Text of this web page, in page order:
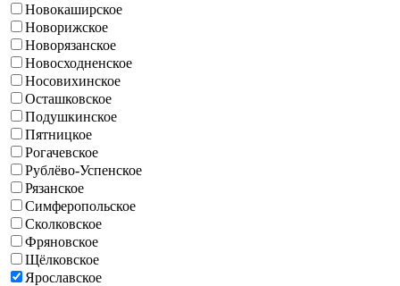
Новокаширское
Новорижское
Новорязанское
Новосходненское
Носовихинское
Осташковское
Подушкинское
Пятницкое
Рогачевское
Рублёво-Успенское
Рязанское
Симферопольское
Сколковское
Фряновское
Щёлковское
Ярославское